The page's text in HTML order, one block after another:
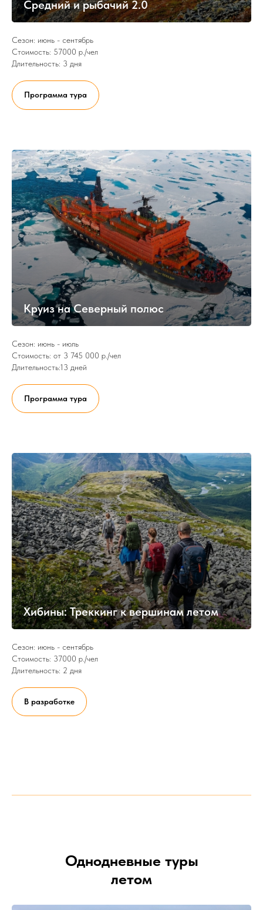
Средний и рыбачий 2.0
Сезон: июнь - сентябрь
Стоимость: 57000 р./чел
Длительность: 3 дня
Программа тура
Круиз на Северный полюс
Сезон: июнь - июль
Стоимость: от 3 745 000 р./чел
Длительность:13 дней
Программа тура
Хибины: Треккинг к вершинам летом
Сезон: июнь - сентябрь
Стоимость: 37000 р./чел
Длительность: 2 дня
В разработке
Однодневные туры
летом